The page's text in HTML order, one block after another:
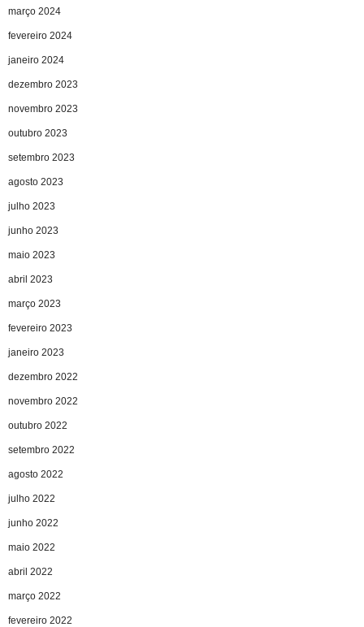
março 2024
fevereiro 2024
janeiro 2024
dezembro 2023
novembro 2023
outubro 2023
setembro 2023
agosto 2023
julho 2023
junho 2023
maio 2023
abril 2023
março 2023
fevereiro 2023
janeiro 2023
dezembro 2022
novembro 2022
outubro 2022
setembro 2022
agosto 2022
julho 2022
junho 2022
maio 2022
abril 2022
março 2022
fevereiro 2022